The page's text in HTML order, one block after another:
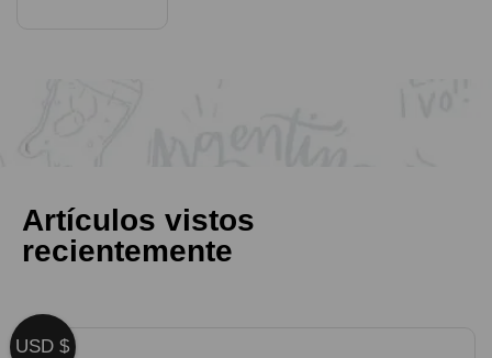
Artículos vistos
recientemente
USD $